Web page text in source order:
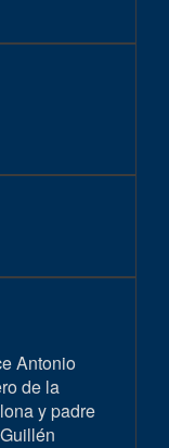
Antonio
de la
y padre